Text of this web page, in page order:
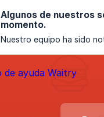
Algunos de nuestros
momento.
Nuestro equipo ha sido